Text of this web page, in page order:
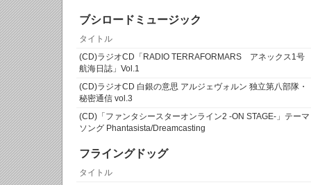
ブシロードミュージック
タイトル
(CD)ラジオCD「RADIO TERRAFORMARS アネックス1号
航海日誌」Vol.1
(CD)ラジオCD 白銀の意思 アルジェヴォルン 独立第八部隊・
秘密通信 vol.3
(CD)「ファンタシースターオンライン2 -ON STAGE-」テーマ
ソング Phantasista/Dreamcasting
フライングドッグ
タイトル